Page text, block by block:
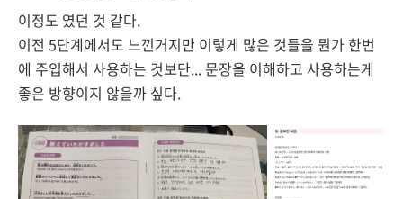
이정도 였던 것 같다.
이전 5단계에서도 느낀거지만 이렇게 많은 것들을 뭔가 한번
에 주입해서 사용하는 것보단... 문장을 이해하고 사용하는게
좋은 방향이지 않을까 싶다.